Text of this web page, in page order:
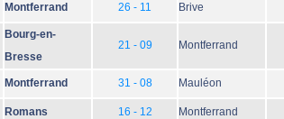
Montferrand 26 - 11 Brive
Bourg-en-
Bresse
21 - 09 Montferrand
Montferrand 31 - 08 Mauléon
Romans 16 - 12 Montferrand